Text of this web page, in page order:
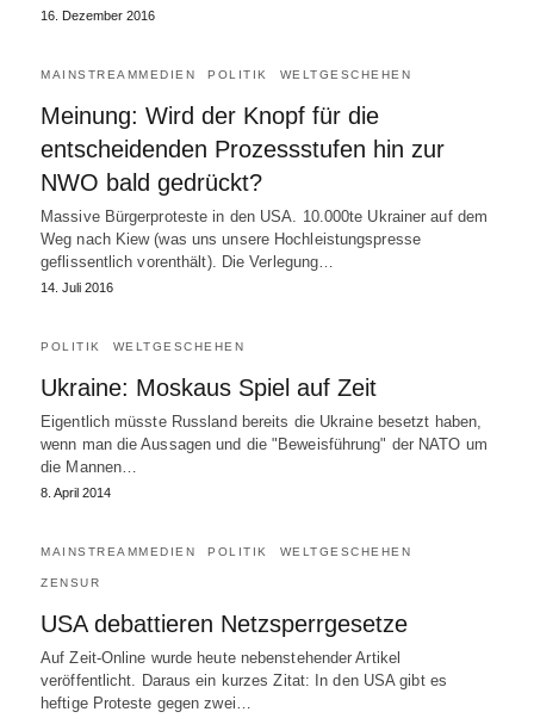
16. Dezember 2016
MAINSTREAMMEDIEN POLITIK WELTGESCHEHEN
Meinung: Wird der Knopf für die
entscheidenden Prozessstufen hin zur
NWO bald gedrückt?
Massive Bürgerproteste in den USA. 10.000te Ukrainer auf dem
Weg nach Kiew (was uns unsere Hochleistungspresse
geflissentlich vorenthält). Die Verlegung…
14. Juli 2016
POLITIK WELTGESCHEHEN
Ukraine: Moskaus Spiel auf Zeit
Eigentlich müsste Russland bereits die Ukraine besetzt haben,
wenn man die Aussagen und die "Beweisführung" der NATO um
die Mannen…
8. April 2014
MAINSTREAMMEDIEN POLITIK WELTGESCHEHEN
ZENSUR
USA debattieren Netzsperrgesetze
Auf Zeit-Online wurde heute nebenstehender Artikel
veröffentlicht. Daraus ein kurzes Zitat: In den USA gibt es
heftige Proteste gegen zwei…